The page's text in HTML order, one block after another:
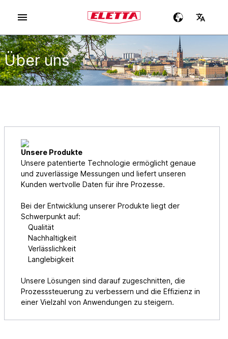
Über uns
Unsere Produkte
Unsere patentierte Technologie ermöglicht genaue
und zuverlässige Messungen und liefert unseren
Kunden wertvolle Daten für ihre Prozesse.
Bei der Entwicklung unserer Produkte liegt der
Schwerpunkt auf:
Qualität
Nachhaltigkeit
Verlässlichkeit
Langlebigkeit
Unsere Lösungen sind darauf zugeschnitten, die
Prozesssteuerung zu verbessern und die Effizienz in
einer Vielzahl von Anwendungen zu steigern.